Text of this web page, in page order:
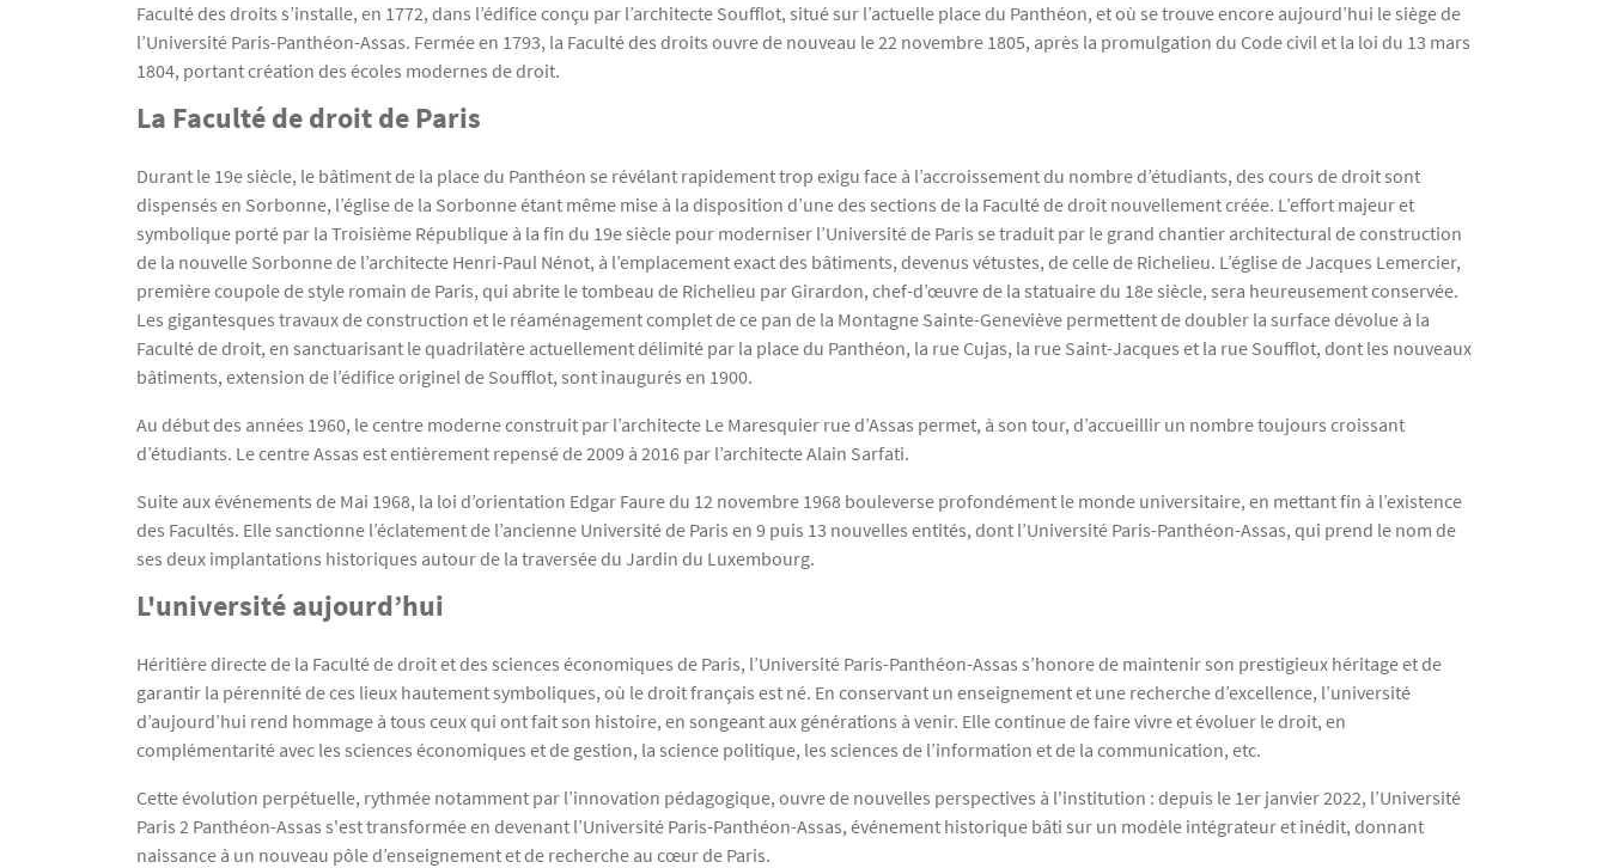
Faculté des droits s’installe, en 1772, dans l’édifice conçu par l’architecte Soufflot, situé sur l’actuelle place du Panthéon, et où se trouve encore aujourd’hui le siège de
l’Université Paris-Panthéon-Assas. Fermée en 1793, la Faculté des droits ouvre de nouveau le 22 novembre 1805, après la promulgation du Code civil et la loi du 13 mars
1804, portant création des écoles modernes de droit.
La Faculté de droit de Paris
Durant le 19e siècle, le bâtiment de la place du Panthéon se révélant rapidement trop exigu face à l’accroissement du nombre d’étudiants, des cours de droit sont
dispensés en Sorbonne, l’église de la Sorbonne étant même mise à la disposition d’une des sections de la Faculté de droit nouvellement créée. L’effort majeur et
symbolique porté par la Troisième République à la fin du 19e siècle pour moderniser l’Université de Paris se traduit par le grand chantier architectural de construction
de la nouvelle Sorbonne de l’architecte Henri-Paul Nénot, à l’emplacement exact des bâtiments, devenus vétustes, de celle de Richelieu. L’église de Jacques Lemercier,
première coupole de style romain de Paris, qui abrite le tombeau de Richelieu par Girardon, chef-d’œuvre de la statuaire du 18e siècle, sera heureusement conservée.
Les gigantesques travaux de construction et le réaménagement complet de ce pan de la Montagne Sainte-Geneviève permettent de doubler la surface dévolue à la
Faculté de droit, en sanctuarisant le quadrilatère actuellement délimité par la place du Panthéon, la rue Cujas, la rue Saint-Jacques et la rue Soufflot, dont les nouveaux
bâtiments, extension de l’édifice originel de Soufflot, sont inaugurés en 1900.
Au début des années 1960, le centre moderne construit par l’architecte Le Maresquier rue d’Assas permet, à son tour, d’accueillir un nombre toujours croissant
d’étudiants. Le centre Assas est entièrement repensé de 2009 à 2016 par l’architecte Alain Sarfati.
Suite aux événements de Mai 1968, la loi d’orientation Edgar Faure du 12 novembre 1968 bouleverse profondément le monde universitaire, en mettant fin à l’existence
des Facultés. Elle sanctionne l’éclatement de l’ancienne Université de Paris en 9 puis 13 nouvelles entités, dont l’Université Paris-Panthéon-Assas, qui prend le nom de
ses deux implantations historiques autour de la traversée du Jardin du Luxembourg.
L'université aujourd’hui
Héritière directe de la Faculté de droit et des sciences économiques de Paris, l’Université Paris-Panthéon-Assas s’honore de maintenir son prestigieux héritage et de
garantir la pérennité de ces lieux hautement symboliques, où le droit français est né. En conservant un enseignement et une recherche d’excellence, l’université
d’aujourd’hui rend hommage à tous ceux qui ont fait son histoire, en songeant aux générations à venir. Elle continue de faire vivre et évoluer le droit, en
complémentarité avec les sciences économiques et de gestion, la science politique, les sciences de l’information et de la communication, etc.
Cette évolution perpétuelle, rythmée notamment par l’innovation pédagogique, ouvre de nouvelles perspectives à l'institution : depuis le 1er janvier 2022, l’Université
Paris 2 Panthéon-Assas s'est transformée en devenant l’Université Paris-Panthéon-Assas, événement historique bâti sur un modèle intégrateur et inédit, donnant
naissance à un nouveau pôle d’enseignement et de recherche au cœur de Paris.